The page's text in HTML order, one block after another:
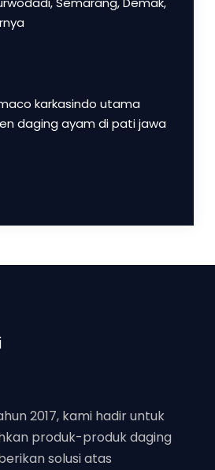
2017, kami hadir untuk
produk-produk daging
solusi atas